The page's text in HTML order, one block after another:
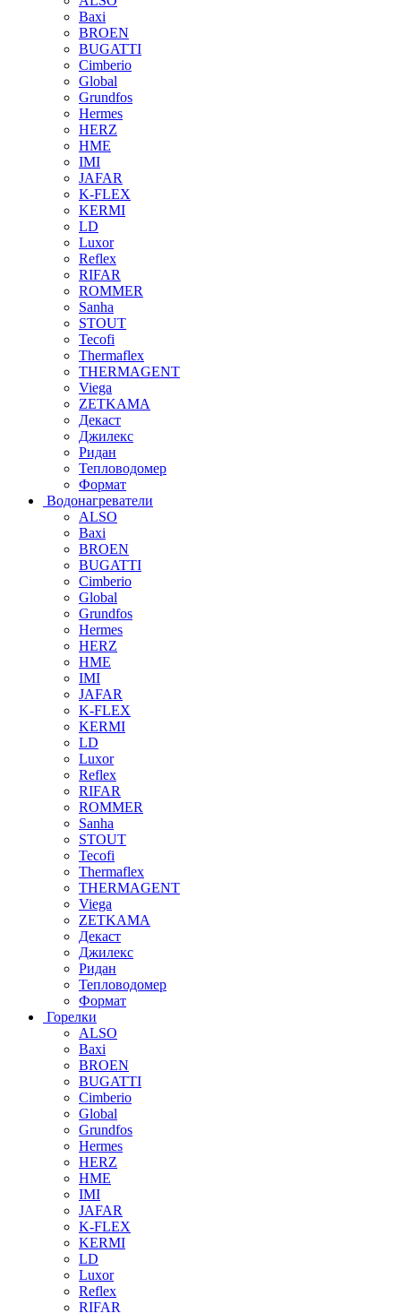
Baxi
BROEN
BUGATTI
Cimberio
Global
Grundfos
Hermes
HERZ
HME
IMI
JAFAR
K-FLEX
KERMI
LD
Luxor
Reflex
RIFAR
ROMMER
Sanha
STOUT
Tecofi
Thermaflex
THERMAGENT
Viega
ZETKAMA
Декаст
Джилекс
Ридан
Тепловодомер
Формат
Водонагреватели
ALSO
Baxi
BROEN
BUGATTI
Cimberio
Global
Grundfos
Hermes
HERZ
HME
IMI
JAFAR
K-FLEX
KERMI
LD
Luxor
Reflex
RIFAR
ROMMER
Sanha
STOUT
Tecofi
Thermaflex
THERMAGENT
Viega
ZETKAMA
Декаст
Джилекс
Ридан
Тепловодомер
Формат
Горелки
ALSO
Baxi
BROEN
BUGATTI
Cimberio
Global
Grundfos
Hermes
HERZ
HME
IMI
JAFAR
K-FLEX
KERMI
LD
Luxor
Reflex
RIFAR